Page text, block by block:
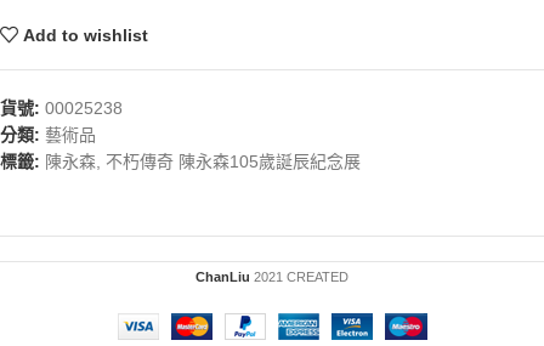
Add to wishlist
貨號: 00025238
分類: 藝術品
標籤: 陳永森, 不朽傳奇 陳永森105歲誕辰紀念展
ChanLiu 2021 CREATED